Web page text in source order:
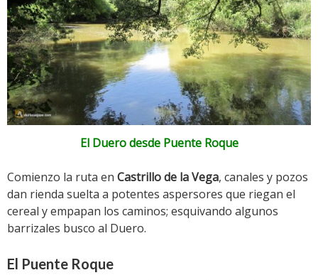
El Duero desde Puente Roque
Comienzo la ruta en Castrillo de la Vega, canales y pozos
dan rienda suelta a potentes aspersores que riegan el
cereal y empapan los caminos; esquivando algunos
barrizales busco al Duero.
El Puente Roque